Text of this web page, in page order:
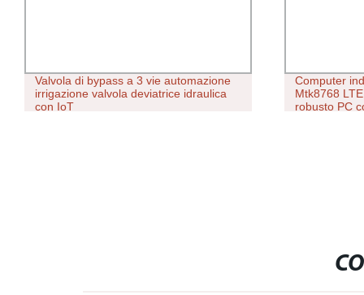
Valvola di bypass a 3 vie automazione
irrigazione valvola deviatrice idraulica
con IoT
Computer
Mtk8768
robusto PC